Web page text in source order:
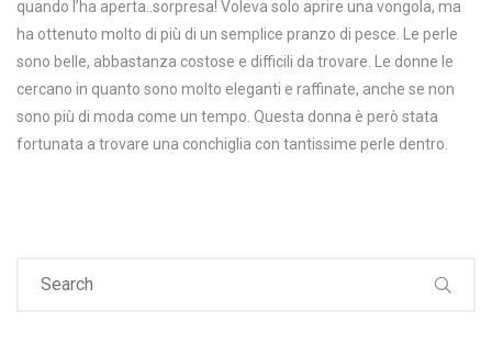
quando l’ha aperta..sorpresa! Voleva solo aprire una vongola, ma
ha ottenuto molto di più di un semplice pranzo di pesce. Le perle
sono belle, abbastanza costose e difficili da trovare. Le donne le
cercano in quanto sono molto eleganti e raffinate, anche se non
sono più di moda come un tempo. Questa donna è però stata
fortunata a trovare una conchiglia con tantissime perle dentro.